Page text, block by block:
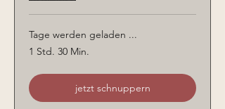
Tage werden geladen ...
1 Std. 30 Min.
jetzt schnuppern